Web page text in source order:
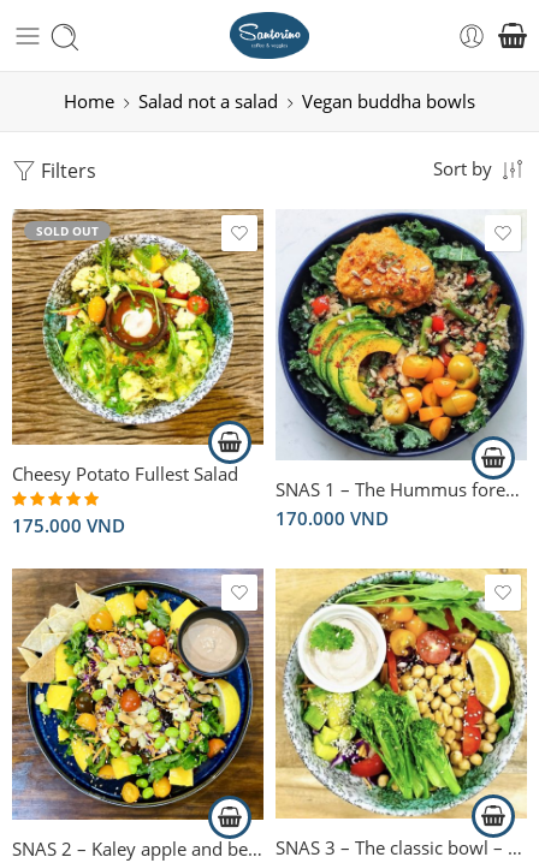
Home Salad not a salad Vegan buddha bowls
Filters Sort by
SOLD OUT
Cheesy Potato Fullest Salad
Rated5.00
175.000 VND
SNAS 1 – The Hummus forest bowl – Salad Hummus nhiệt đới
170.000 VND
SNAS 2 – Kaley apple and beans bowl – Salad cải xoăn, táo và đậu nành SNAS 3 – The classic bowl – Salad thuần chay truyền thống